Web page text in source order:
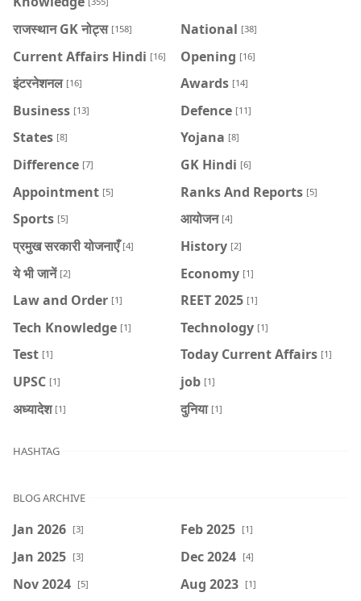
राजस्थान GK नोट्स [158] National [38]
Current Affairs Hindi [16] Opening [16]
इंटरनेशनल [16] Awards [14]
Business [13] Defence [11]
States [8] Yojana [8]
Difference [7] GK Hindi [6]
Appointment [5] Ranks And Reports [5]
Sports [5] आयोजन [4]
प्रमुख सरकारी योजनाएँ [4] History [2]
ये भी जानें [2] Economy [1]
Law and Order [1] REET 2025 [1]
Tech Knowledge [1] Technology [1]
Test [1] Today Current Affairs [1]
UPSC [1] job [1]
अध्यादेश [1] दुनिया [1]
HASHTAG
BLOG ARCHIVE
Jan 2026 [3] Feb 2025 [1]
Jan 2025 [3] Dec 2024 [4]
Nov 2024 [5] Aug 2023 [1]